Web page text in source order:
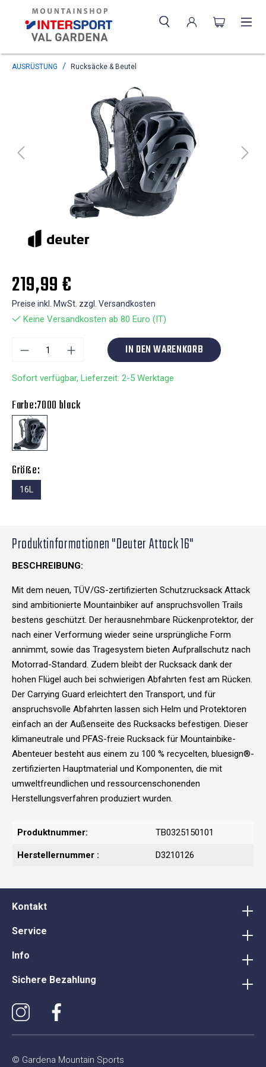
AUSRÜSTUNG Rucksäcke & Beutel
219,99 €
Preise inkl. MwSt. zzgl. Versandkosten
Keine Versandkosten ab 80 Euro (IT)
IN DEN WARENKORB
Sofort verfügbar, Lieferzeit: 2-5 Werktage
Farbe:7000 black
Größe:
16L
Produktinformationen "Deuter Attack 16"
BESCHREIBUNG:
Mit dem neuen, TÜV/GS-zertifizierten Schutzrucksack Attack
sind ambitionierte Mountainbiker auf anspruchsvollen Trails
bestens geschützt. Der herausnehmbare Rückenprotektor, der
nach einer Verformung wieder seine ursprüngliche Form
annimmt, sowie das Tragesystem bieten Aufprallschutz nach
Motorrad-Standard. Zudem bleibt der Rucksack dank der
hohen Flügel auch bei schwierigen Abfahrten fest am Rücken.
Der Carrying Guard erleichtert den Transport, und für
anspruchsvolle Abfahrten lassen sich Helm und Protektoren
einfach an der Außenseite des Rucksacks befestigen. Dieser
klimaneutrale und PFAS-freie Rucksack für Mountainbike-
Abenteuer besteht aus einem zu 100 % recycelten, bluesign®-
zertifizierten Hauptmaterial und Komponenten, die mit
umweltfreundlichen und ressourcenschonenden
Herstellungsverfahren produziert wurden.
Produktnummer: TB0325150101
Herstellernummer : D3210126
Kontakt
Service
Info
Sichere Bezahlung
© Gardena Mountain Sports